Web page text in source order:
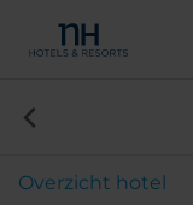
Overzicht hotel